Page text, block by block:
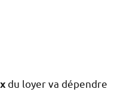
du loyer va dépendre